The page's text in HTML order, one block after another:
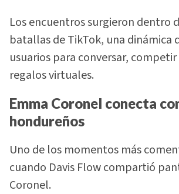
Los encuentros surgieron dentro
batallas de TikTok, una dinámica
usuarios para conversar,
regalos virtuales.
Emma Coronel conecta
hondureños
Uno de los momentos más
cuando Davis Flow compartió
Coronel.